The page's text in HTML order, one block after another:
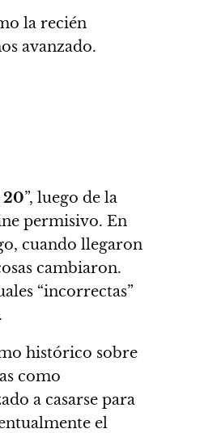
la recién
avanzado.
20”, luego de la
permisivo. En
cuando llegaron
cambiaron.
“incorrectas”
histórico sobre
como
a casarse para
el